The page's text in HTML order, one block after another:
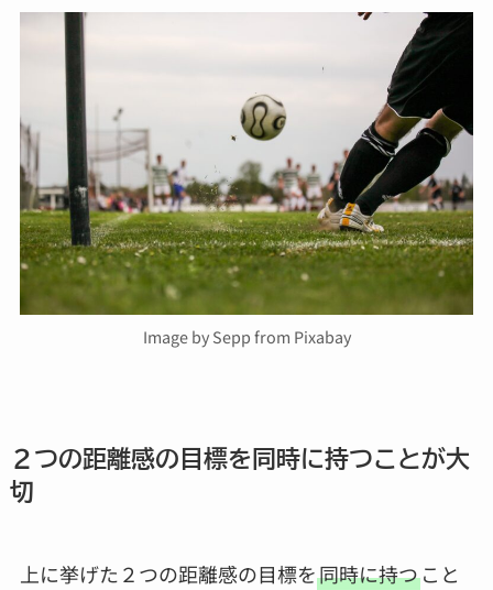
Image by Sepp from Pixabay
２つの距離感の目標を同時に持つことが大
切
上に挙げた２つの距離感の目標を同時に持つこと